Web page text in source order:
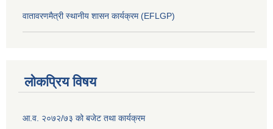
वातावरणमैत्री स्थानीय शासन कार्यक्रम (EFLGP)
लोकप्रिय विषय
आ.व. २०७२/७३ को बजेट तथा कार्यक्रम